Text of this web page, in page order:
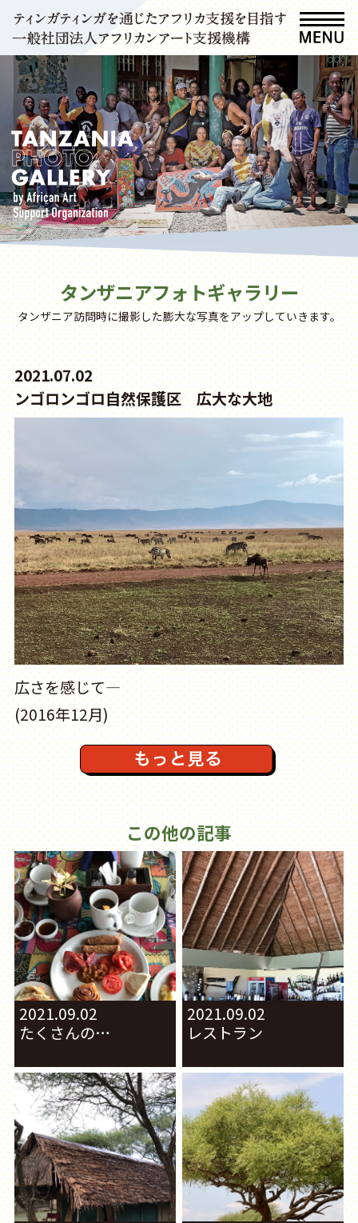
タンザニアフォトギャラリー
タンザニア訪問時に撮影した膨大な写真をアップしていきます。
2021.07.02
ンゴロンゴロ自然保護区 広大な大地
広さを感じて―
(2016年12月)
この他の記事
2021.09.02
たくさんの…
2021.09.02
レストラン